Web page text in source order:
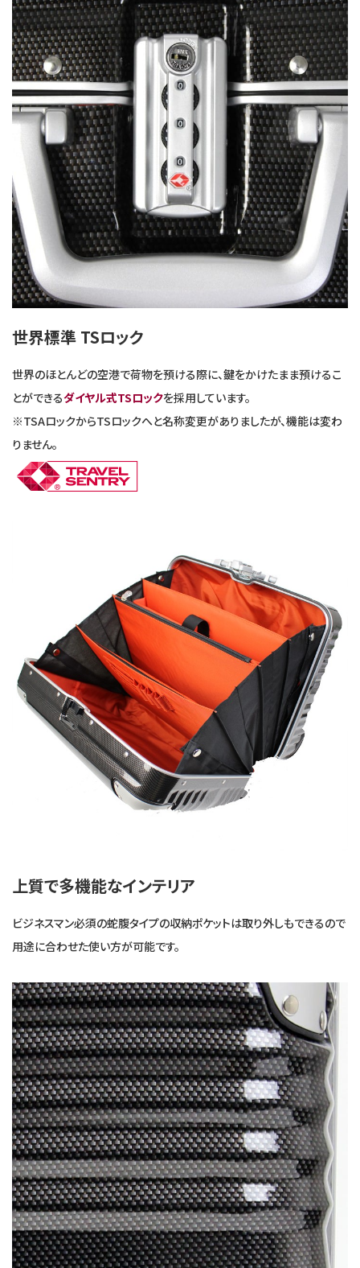
世界標準 TSロック
世界のほとんどの空港で荷物を預ける際に、鍵をかけたまま預けるこ
とができるダイヤル式TSロックを採用しています。
※TSAロックからTSロックへと名称変更がありましたが、機能は変わ
りません。
上質で多機能なインテリア
ビジネスマン必須の蛇腹タイプの収納ポケットは取り外しもできるので
用途に合わせた使い方が可能です。